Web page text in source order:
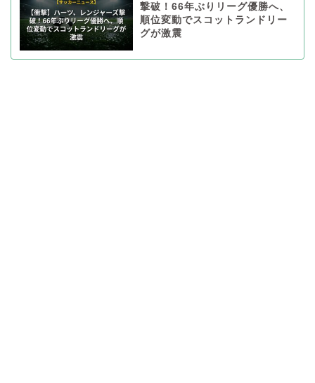
撃破！66年ぶりリーグ優勝へ、
順位変動でスコットランドリー
グが激震